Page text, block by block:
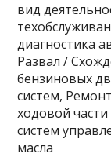
вид
диагностика
Развал /
бензиновых
систем,
ходовой
систем
масла